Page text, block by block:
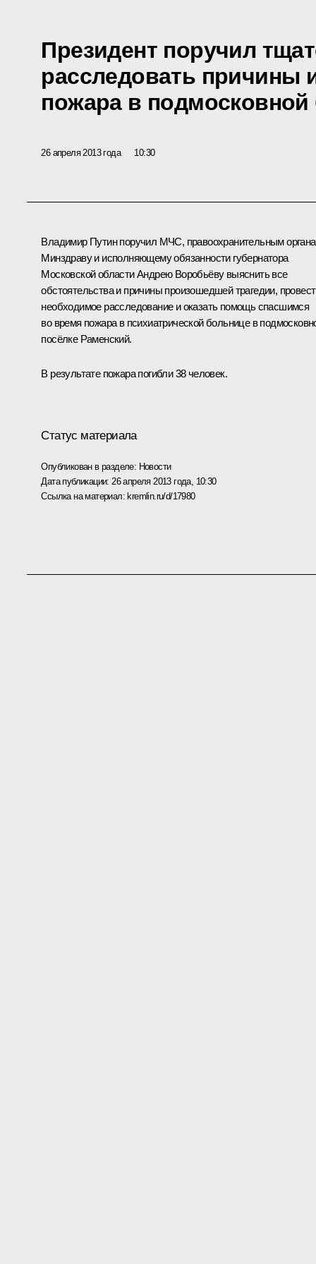
Президент поручил
расследовать причины
пожара в подмосковной
26 апреля 2013 года 10:30
Владимир Путин поручил МЧС, правоохранительным
Минздраву и исполняющему обязанности губернатора
Московской областиАндрею Воробьёвувыяснить все
обстоятельства и причины произошедшей трагедии,
необходимое расследование и оказать помощь спасшимся
во время пожара в психиатрической больнице в
посёлке Раменский.
В результате пожара погибли 38 человек.
Статус материала
Опубликован в разделе: Новости
Дата публикации: 26 апреля 2013 года, 10:30
Ссылка на материал:kremlin.ru/d/17980